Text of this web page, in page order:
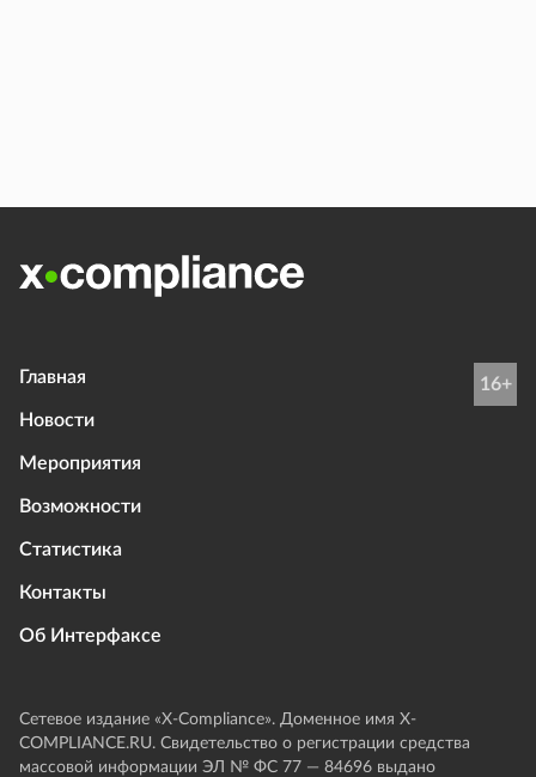
Главная
Новости
Мероприятия
Возможности
Статистика
Контакты
Об Интерфаксе
16+
Сетевое издание «Х-Compliance». Доменное имя X-
COMPLIANCE.RU. Свидетельство о регистрации средства
массовой информации ЭЛ № ФС 77 — 84696 выдано